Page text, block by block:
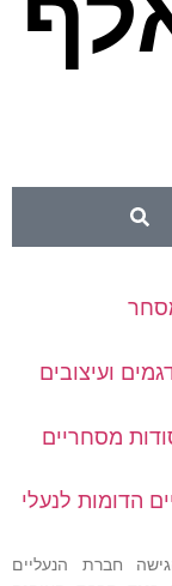
ועיצובים
מסחריים
הדומות לנעלי
אוקטובר 2014, הגישה חברת הנעליים